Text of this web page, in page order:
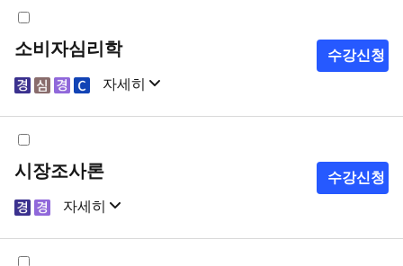
소비자심리학
자세히
샘플강의 강의계획서
수강신청
시장조사론
자세히
샘플강의 강의계획서
수강신청